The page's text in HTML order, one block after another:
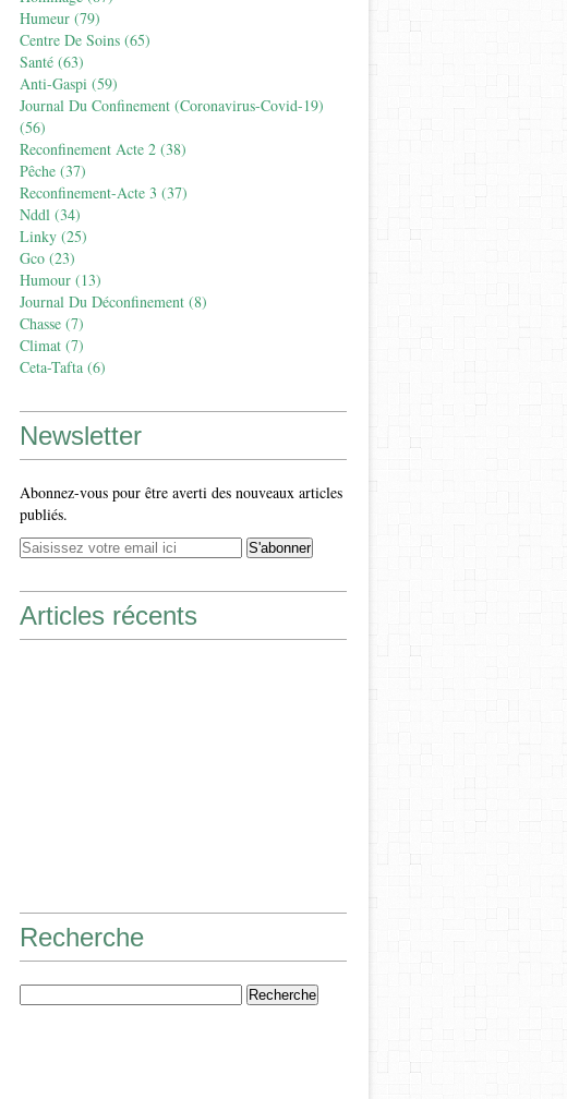
Humeur (79)
Centre De Soins (65)
Santé (63)
Anti-Gaspi (59)
Journal Du Confinement (coronavirus-Covid-19)
(56)
Reconfinement Acte 2 (38)
Pêche (37)
Reconfinement-Acte 3 (37)
Nddl (34)
Linky (25)
Gco (23)
Humour (13)
Journal Du Déconfinement (8)
Chasse (7)
Climat (7)
Ceta-Tafta (6)
Newsletter
Abonnez-vous pour être averti des nouveaux articles
publiés.
Articles récents
Recherche